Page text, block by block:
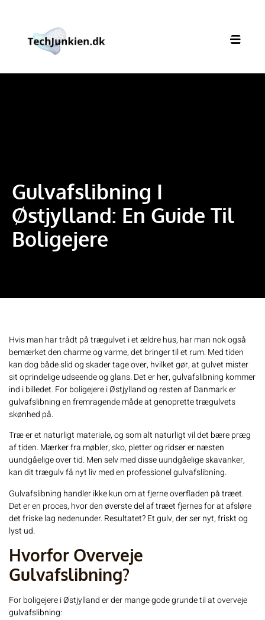
Gulvafslibning I
Østjylland: En Guide Til
Boligejere
Hvis man har trådt på trægulvet i et ældre hus, har man nok også
bemærket den charme og varme, det bringer til et rum. Med tiden
kan dog både slid og skader tage over, hvilket gør, at gulvet mister
sit oprindelige udseende og glans. Det er her, gulvafslibning kommer
ind i billedet. For boligejere i Østjylland og resten af Danmark er
gulvafslibning en fremragende måde at genoprette trægulvets
skønhed på.
Træ er et naturligt materiale, og som alt naturligt vil det bære præg
af tiden. Mærker fra møbler, sko, pletter og ridser er næsten
uundgåelige over tid. Men selv med disse uundgåelige skavanker,
kan dit trægulv få nyt liv med en professionel gulvafslibning.
Gulvafslibning handler ikke kun om at fjerne overfladen på træet.
Det er en proces, hvor den øverste del af træet fjernes for at afsløre
det friske lag nedenunder. Resultatet? Et gulv, der ser nyt, friskt og
lyst ud.
Hvorfor Overveje
Gulvafslibning?
For boligejere i Østjylland er der mange gode grunde til at overveje
gulvafslibning: